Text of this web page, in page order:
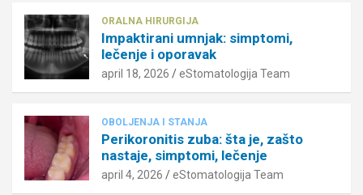
ORALNA HIRURGIJA
Impaktirani umnjak: simptomi,
lečenje i oporavak
april 18, 2026 eStomatologija Team
OBOLJENJA I STANJA
Perikoronitis zuba: šta je, zašto
nastaje, simptomi, lečenje
april 4, 2026 eStomatologija Team